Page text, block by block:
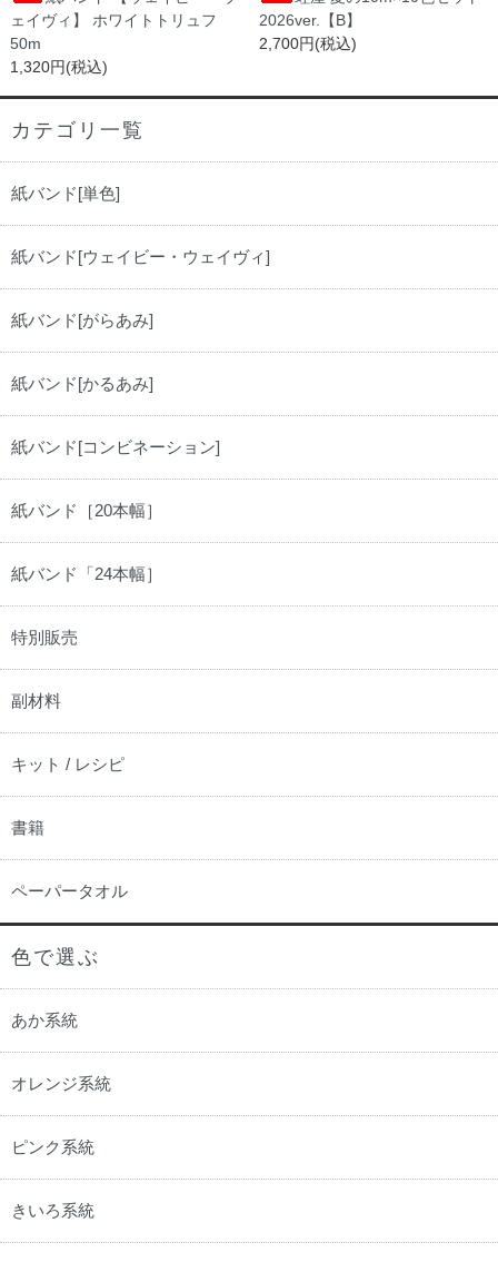
ェイヴィ】 ホワイトトリュフ
50m
1,320円(税込)
2026ver.【B】
2,700円(税込)
カテゴリ一覧
紙バンド[単色]
紙バンド[ウェイビー・ウェイヴィ]
紙バンド[がらあみ]
紙バンド[かるあみ]
紙バンド[コンビネーション]
紙バンド［20本幅］
紙バンド「24本幅］
特別販売
副材料
キット / レシピ
書籍
ペーパータオル
色で選ぶ
あか系統
オレンジ系統
ピンク系統
きいろ系統